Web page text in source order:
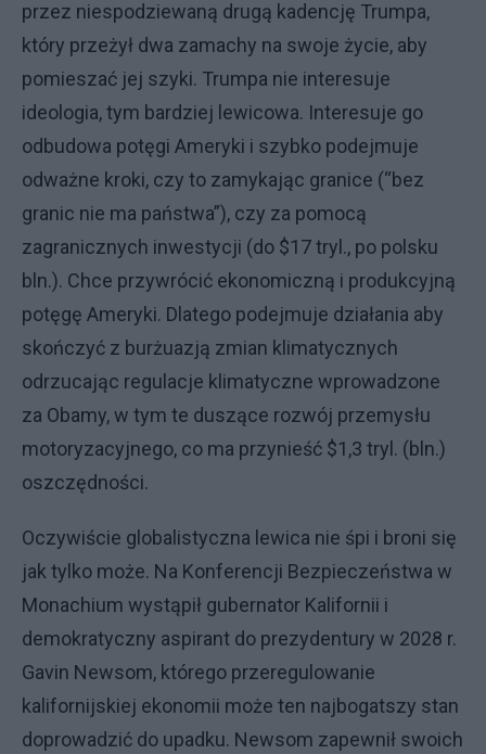
przez niespodziewaną drugą kadencję Trumpa,
który przeżył dwa zamachy na swoje życie, aby
pomieszać jej szyki. Trumpa nie interesuje
ideologia, tym bardziej lewicowa. Interesuje go
odbudowa potęgi Ameryki i szybko podejmuje
odważne kroki, czy to zamykając granice (“bez
granic nie ma państwa”), czy za pomocą
zagranicznych inwestycji (do $17 tryl., po polsku
bln.). Chce przywrócić ekonomiczną i produkcyjną
potęgę Ameryki. Dlatego podejmuje działania aby
skończyć z burżuazją zmian klimatycznych
odrzucając regulacje klimatyczne wprowadzone
za Obamy, w tym te duszące rozwój przemysłu
motoryzacyjnego, co ma przynieść $1,3 tryl. (bln.)
oszczędności.
Oczywiście globalistyczna lewica nie śpi i broni się
jak tylko może. Na Konferencji Bezpieczeństwa w
Monachium wystąpił gubernator Kalifornii i
demokratyczny aspirant do prezydentury w 2028 r.
Gavin Newsom, którego przeregulowanie
kalifornijskiej ekonomii może ten najbogatszy stan
doprowadzić do upadku. Newsom zapewnił swoich